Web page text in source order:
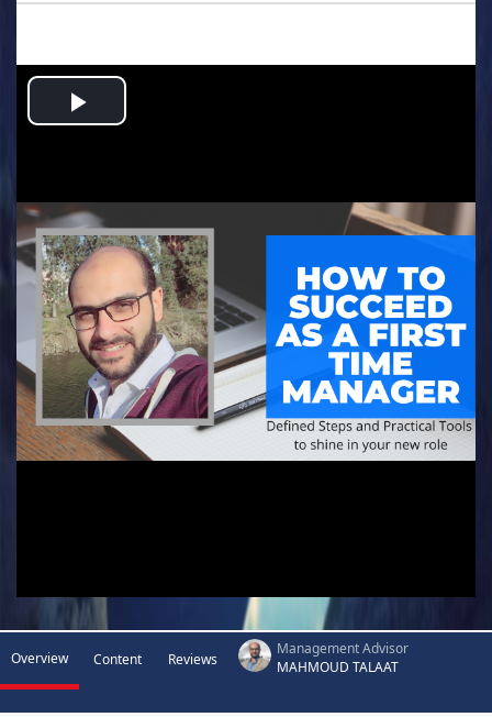
Play
Overview Content Reviews
Management Advisor
MAHMOUD TALAAT